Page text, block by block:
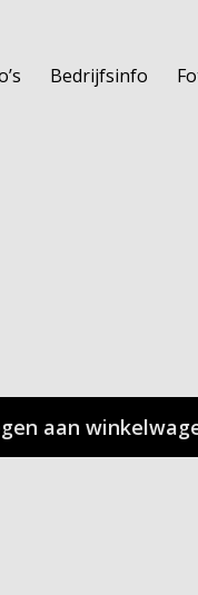
Bedrijfsinfo
aan